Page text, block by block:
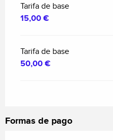
Tarifa de base
15,00 €
Tarifa de base
50,00 €
Formas de pago